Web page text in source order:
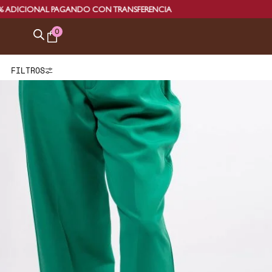
CON TRANSFERENCIA
0
FILTROS